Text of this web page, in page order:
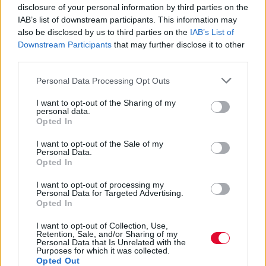
disclosure of your personal information by third parties on the
IAB’s list of downstream participants. This information may
also be disclosed by us to third parties on the IAB’s List of
Downstream Participants that may further disclose it to other
Personal Data Processing Opt Outs
I want to opt-out of the Sharing of my
personal data.
Opted In
I want to opt-out of the Sale of my
Personal Data.
Opted In
I want to opt-out of processing my
Personal Data for Targeted Advertising.
Opted In
I want to opt-out of Collection, Use,
Retention, Sale, and/or Sharing of my
Personal Data that Is Unrelated with the
Purposes for which it was collected.
Opted Out
ΔΙΕΘΝΗ ΝΟΕ 13,2000
Νοε-00
Elf Power - The Winter Is Coming
Καλλιτέχνης:
Κυκλοφορία: Νοε-00
ΝΟΕ 12,2000
OPM - Menace To Sobriety